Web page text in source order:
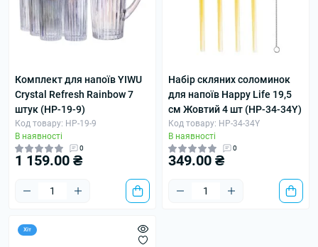
Комплект для напоїв YIWU
Crystal Refresh Rainbow 7
штук (HP-19-9)
Код товару: HP-19-9
В наявності
0
1 159.00 ₴
Набір скляних соломинок
для напоїв Happy Life 19,5
см Жовтий 4 шт (HP-34-34Y)
Код товару: HP-34-34Y
В наявності
0
349.00 ₴
Хіт